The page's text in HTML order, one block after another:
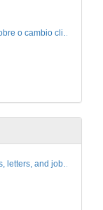
An introduction to CV’s, letters, and job searching